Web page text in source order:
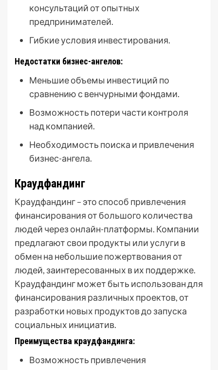
консультаций от опытных
предпринимателей.
Гибкие условия инвестирования.
Недостатки бизнес-ангелов:
Меньшие объемы инвестиций по
сравнению с венчурными фондами.
Возможность потери части контроля
над компанией.
Необходимость поиска и привлечения
бизнес-ангела.
Краудфандинг
Краудфандинг – это способ привлечения
финансирования от большого количества
людей через онлайн-платформы. Компании
предлагают свои продукты или услуги в
обмен на небольшие пожертвования от
людей, заинтересованных в их поддержке.
Краудфандинг может быть использован для
финансирования различных проектов, от
разработки новых продуктов до запуска
социальных инициатив.
Преимущества краудфандинга:
Возможность привлечения